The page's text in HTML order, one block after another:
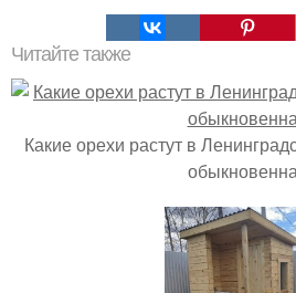
Читайте также
Какие орехи растут в